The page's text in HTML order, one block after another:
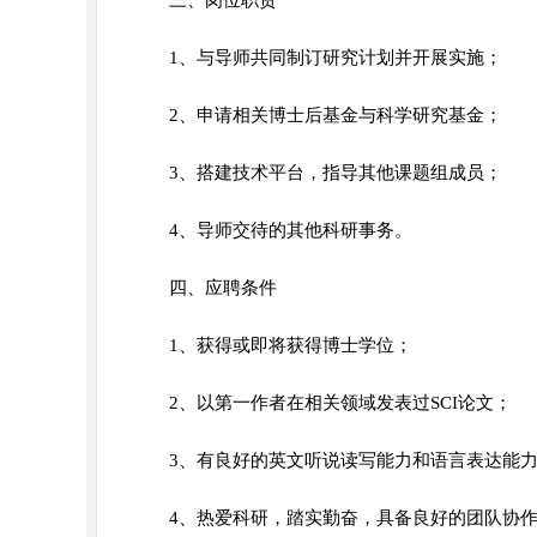
1、与导师共同制订研究计划并开展实施；
2、申请相关博士后基金与科学研究基金；
3、搭建技术平台，指导其他课题组成员；
4、导师交待的其他科研事务。
四、应聘条件
1、获得或即将获得博士学位；
2、以第一作者在相关领域发表过SCI论文；
3、有良好的英文听说读写能力和语言表达能力
4、热爱科研，踏实勤奋，具备良好的团队协